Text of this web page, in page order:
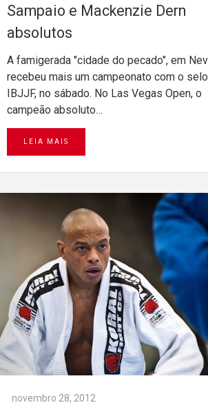
Sampaio e Mackenzie Dern
absolutos
A famigerada "cidade do pecado", em
recebeu mais um campeonato com o
IBJJF, no sábado. No Las Vegas Open, o
campeão absoluto…
LEIA MAIS
novembro 28, 2012